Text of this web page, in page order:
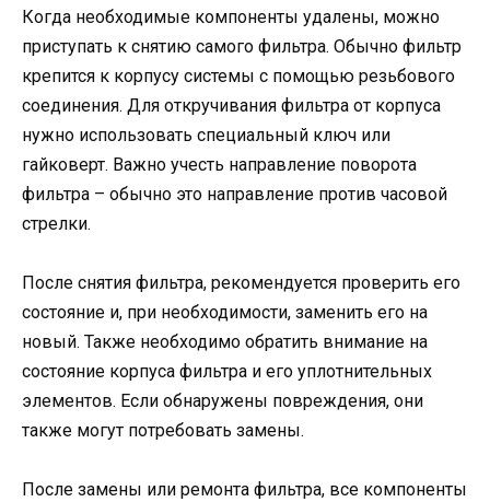
Когда необходимые компоненты удалены, можно
приступать к снятию самого фильтра. Обычно фильтр
крепится к корпусу системы с помощью резьбового
соединения. Для откручивания фильтра от корпуса
нужно использовать специальный ключ или
гайковерт. Важно учесть направление поворота
фильтра – обычно это направление против часовой
стрелки.
После снятия фильтра, рекомендуется проверить его
состояние и, при необходимости, заменить его на
новый. Также необходимо обратить внимание на
состояние корпуса фильтра и его уплотнительных
элементов. Если обнаружены повреждения, они
также могут потребовать замены.
После замены или ремонта фильтра, все компоненты